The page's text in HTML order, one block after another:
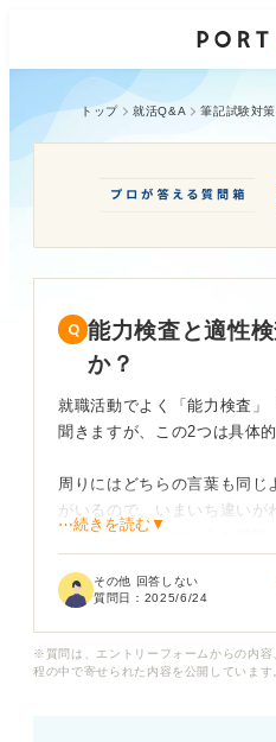
トップ 就活Q&A 筆記試験対策
能力検査と適性
か？
就職活動でよく「能力検査」
聞きますが、この2つは具体
周りにはどちらの言葉も同じ
がいるので、いまいち違い
れの検査ではどのような問題
⋯続きを読む▼
その他 回答しない
質問日： 2025/6/24
※質問は、エントリーフォームからの内
程の中で寄せられた内容を公開していま